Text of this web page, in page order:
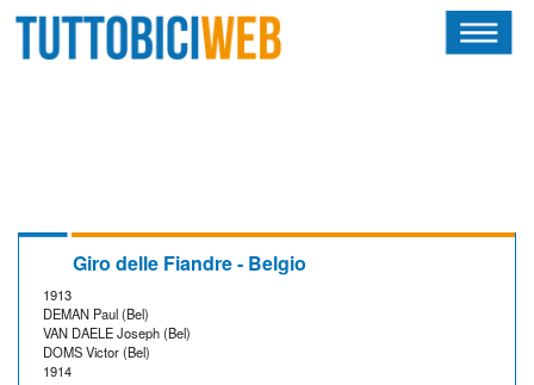
CALENDARIO
OSCAR
Giro delle Fiandre - Belgio
1913
DEMAN Paul (Bel)
VAN DAELE Joseph (Bel)
DOMS Victor (Bel)
1914